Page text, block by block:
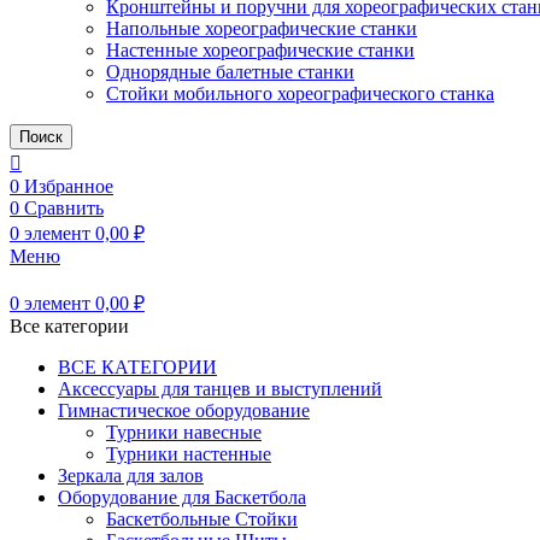
Кронштейны и поручни для хореографических
Напольные хореографические станки
Настенные хореографические станки
Однорядные балетные станки
Стойки мобильного хореографического станка
Поиск
0 Избранное
0 Сравнить
0 элемент 0,00 ₽
Меню
0 элемент 0,00 ₽
Все категории
ВСЕ КАТЕГОРИИ
Аксессуары для танцев и выступлений
Гимнастическое оборудование
Турники навесные
Турники настенные
Зеркала для залов
Оборудование для Баскетбола
Баскетбольные Стойки